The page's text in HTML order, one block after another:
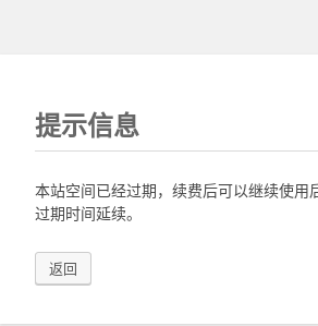
提示信息
本站空间已经过期，续费后可以继续使用
过期时间延续。
返回